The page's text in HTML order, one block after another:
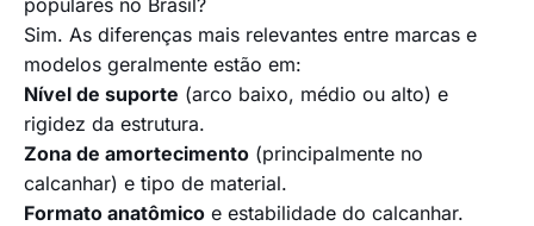
populares no Brasil?
Sim. As diferenças mais relevantes entre marcas e
modelos geralmente estão em:
Nível de suporte (arco baixo, médio ou alto) e
rigidez da estrutura.
Zona de amortecimento (principalmente no
calcanhar) e tipo de material.
Formato anatômico e estabilidade do calcanhar.